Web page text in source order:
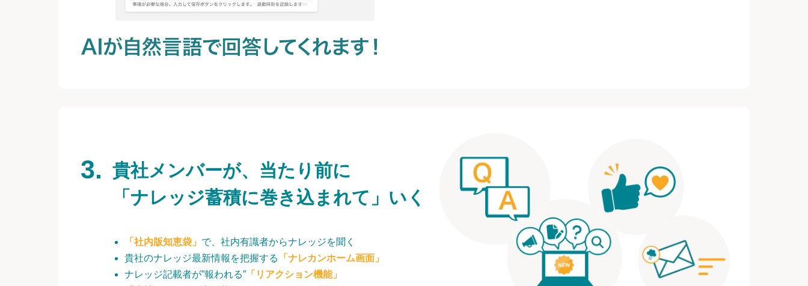
貴社メンバーが、当たり前に
「ナレッジ蓄積に巻き込まれて」いく
「社内版知恵袋」 で、社内有識者からナレッジを聞く
貴社のナレッジ最新情報を把握する
「ナレカンホーム画面」
ナレッジ記載者が”報われる” 「リアクション機能」